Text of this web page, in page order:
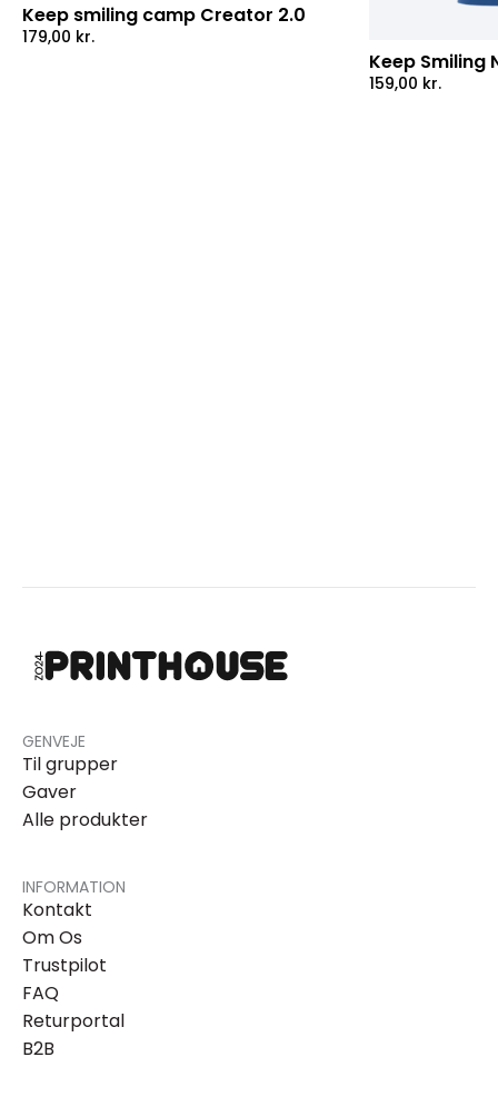
Keep smiling camp Creator 2.0
179,00 kr.
Keep Smiling
159,00 kr.
GENVEJE
Til grupper
Gaver
Alle produkter
INFORMATION
Kontakt
Om Os
Trustpilot
FAQ
Returportal
B2B